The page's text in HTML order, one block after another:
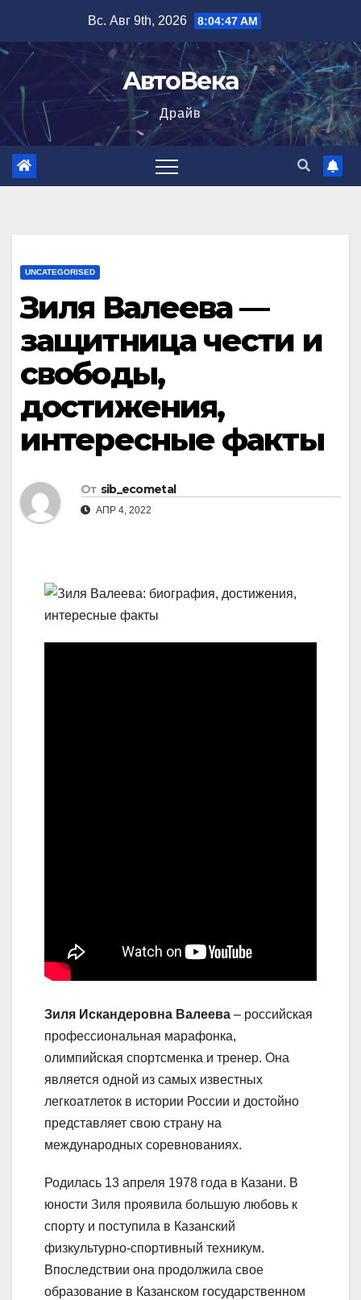
содержимому
Вс. Авг 9th, 2026 8:04:48 AM
АвтоВека
Драйв
UNCATEGORISED
Зиля Валеева —
защитница чести и
свободы,
достижения,
интересные факты
От sib_ecometal
АПР 4, 2022
Зиля Искандеровна Валеева – российская
профессиональная марафонка,
олимпийская спортсменка и тренер. Она
является одной из самых известных
легкоатлеток в истории России и достойно
представляет свою страну на
международных соревнованиях.
Родилась 13 апреля 1978 года в Казани. В
юности Зиля проявила большую любовь к
спорту и поступила в Казанский
физкультурно-спортивный техникум.
Впоследствии она продолжила свое
образование в Казанском государственном